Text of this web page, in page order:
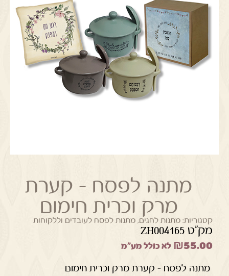
מתנה לפסח – קערת
מרק וכרית חימום
קטגוריות: מתנות לחגים,מתנות לפסח לעובדים וללקוחות
מק"ט ZH004165
₪55.00 לא כולל מע"מ
מתנה לפסח – קערת מרק וכרית חימום